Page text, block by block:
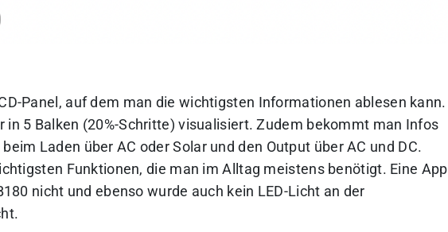
Panel, auf dem man die wichtigsten Informationen ablesen kann.
in 5 Balken (20%-Schritte) visualisiert. Zudem bekommt man Infos
Laden über AC oder Solar und den Output über AC und DC.
Funktionen, die man im Alltag meistens benötigt. Eine App
nicht und ebenso wurde auch kein LED-Licht an der